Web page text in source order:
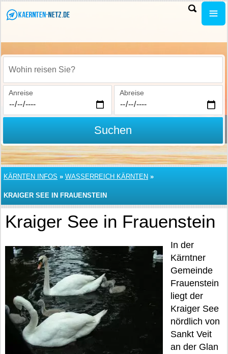
Wohin reisen Sie?
Anreise Abreise
Suchen
KÄRNTEN INFOS » WASSERREICH KÄRNTEN »
KRAIGER SEE IN FRAUENSTEIN
Kraiger See in Frauenstein
In der
Kärntner
Gemeinde
Frauenstein
liegt der
Kraiger See
nördlich von
Sankt Veit
an der Glan